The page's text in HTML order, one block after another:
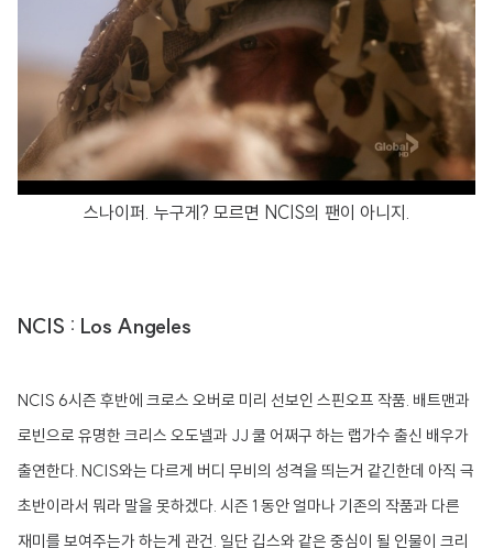
스나이퍼. 누구게? 모르면 NCIS의 팬이 아니지.
NCIS : Los Angeles
NCIS 6시즌 후반에 크로스 오버로 미리 선보인 스핀오프 작품. 배트맨과
로빈으로 유명한 크리스 오도넬과 JJ 쿨 어쩌구 하는 랩가수 출신 배우가
출연한다. NCIS와는 다르게 버디 무비의 성격을 띄는거 같긴한데 아직 극
초반이라서 뭐라 말을 못하겠다. 시즌 1 동안 얼마나 기존의 작품과 다른
재미를 보여주는가 하는게 관건. 일단 깁스와 같은 중심이 될 인물이 크리